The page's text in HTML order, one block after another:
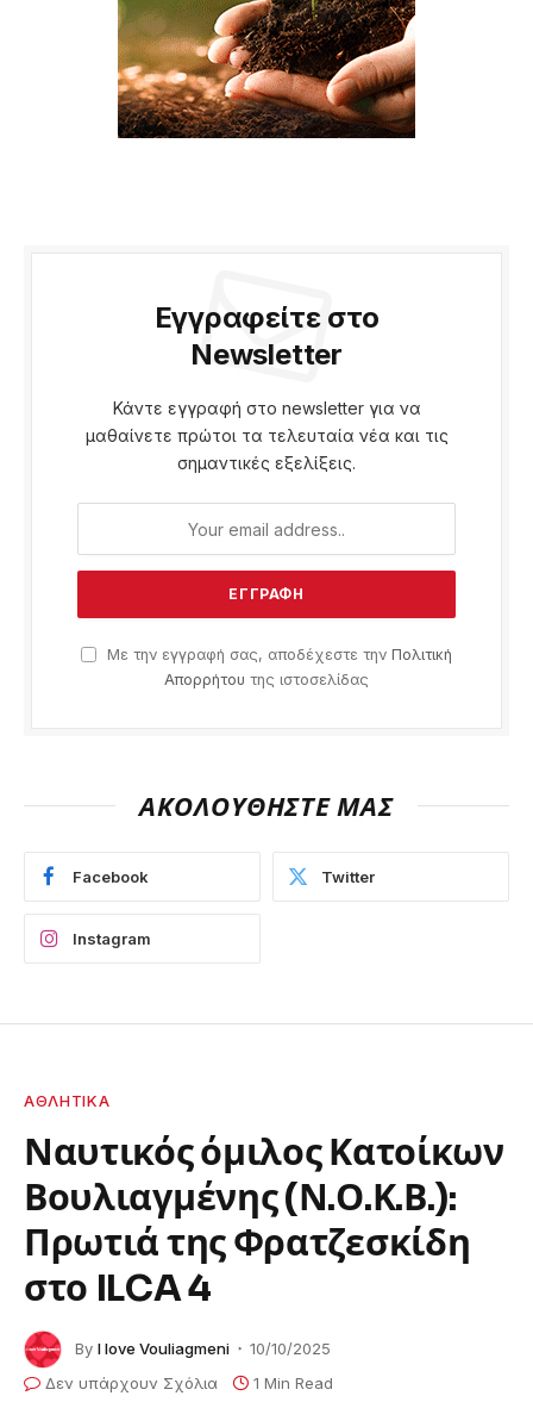
Εγγραφείτε στο
Newsletter
Κάντε εγγραφή στο newsletter για να
μαθαίνετε πρώτοι τα τελευταία νέα και τις
σημαντικές εξελίξεις.
Με την εγγραφή σας, αποδέχεστε την Πολιτική
Απορρήτου της ιστοσελίδας
ΑΚΟΛΟΥΘΗΣΤΕ ΜΑΣ
Facebook Twitter
Instagram
ΑΘΛΗΤΙΚΆ
Ναυτικός όμιλος Κατοίκων
Βουλιαγμένης (Ν.Ο.Κ.Β.):
Πρωτιά της Φρατζεσκίδη
στο ILCA 4
By I love Vouliagmeni
10/10/2025
Δεν υπάρχουν Σχόλια
1 Min Read